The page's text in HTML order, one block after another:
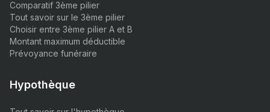
Comparatif 3ème pilier
Tout savoir sur le 3ème pilier
Choisir entre 3ème pilier A et B
Montant maximum déductible
Prévoyance funéraire
Hypothèque